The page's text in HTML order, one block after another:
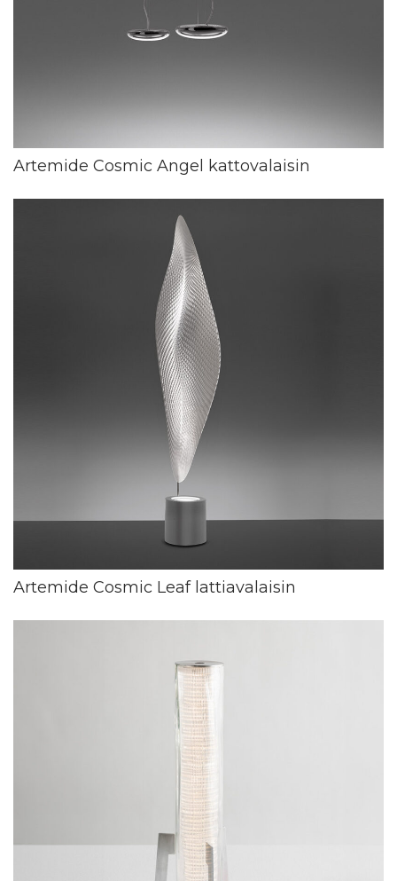
Artemide Cosmic Angel kattovalaisin
Artemide Cosmic Leaf lattiavalaisin